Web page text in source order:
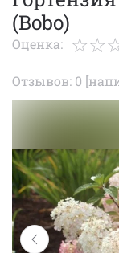
(Bobo)
Оценка:
Отзывов: 0